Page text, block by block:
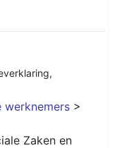
,
werknemers >
Zaken en